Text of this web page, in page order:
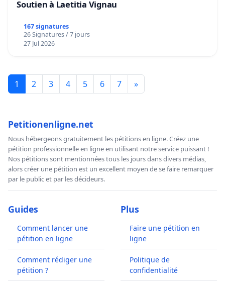
Soutien à Laetitia Vignau
167 signatures
26 Signatures / 7 jours
27 Jul 2026
1 2 3 4 5 6 7 »
Petitionenligne.net
Nous hébergeons gratuitement les pétitions en ligne. Créez une
pétition professionnelle en ligne en utilisant notre service puissant !
Nos pétitions sont mentionnées tous les jours dans divers médias,
alors créer une pétition est un excellent moyen de se faire remarquer
par le public et par les décideurs.
Guides
Comment lancer une
pétition en ligne
Comment rédiger une
pétition ?
Plus
Faire une pétition en
ligne
Politique de
confidentialité